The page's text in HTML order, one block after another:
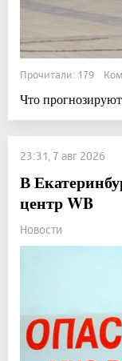
Прочитали: 179
Что
23:31, 7 авг 2026
В
центр WB
Новости